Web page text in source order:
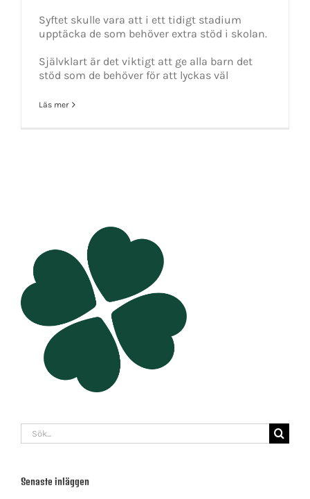
Syftet skulle vara att i ett tidigt stadium
upptäcka de som behöver extra stöd i skolan.
Självklart är det viktigt att ge alla barn det
stöd som de behöver för att lyckas väl
Läs mer
Sök
efter:
Senaste inläggen